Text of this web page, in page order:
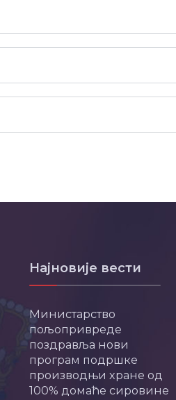
Најновије вести
Министарство
пољопривреде
поздравља нови
програм подршке
производњи хране од
100% домаће сировине